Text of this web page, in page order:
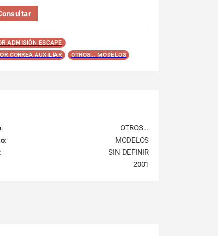
ADMISIÓN ESCAPE
CORREA AUXILIAR
OTROS... MODELOS
:
OTROS...
:
MODELOS
:
SIN DEFINIR
2001